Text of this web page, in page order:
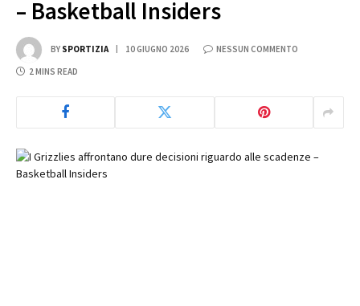
– Basketball Insiders
BY SPORTIZIA 10 GIUGNO 2026 NESSUN COMMENTO
2 MINS READ